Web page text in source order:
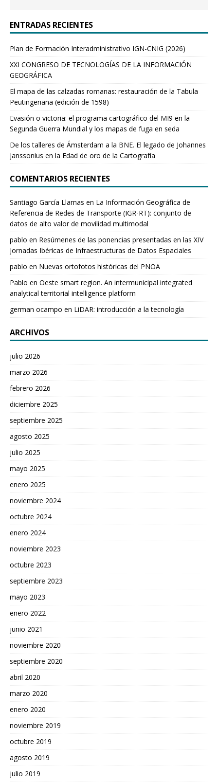
ENTRADAS RECIENTES
Plan de Formación Interadministrativo IGN-CNIG (2026)
XXI CONGRESO DE TECNOLOGÍAS DE LA INFORMACIÓN
GEOGRÁFICA
El mapa de las calzadas romanas: restauración de la Tabula
Peutingeriana (edición de 1598)
Evasión o victoria: el programa cartográfico del MI9 en la
Segunda Guerra Mundial y los mapas de fuga en seda
De los talleres de Ámsterdam a la BNE. El legado de Johannes
Janssonius en la Edad de oro de la Cartografía
COMENTARIOS RECIENTES
Santiago García Llamas en La Información Geográfica de
Referencia de Redes de Transporte (IGR-RT): conjunto de
datos de alto valor de movilidad multimodal
pablo en Resúmenes de las ponencias presentadas en las XIV
Jornadas Ibéricas de Infraestructuras de Datos Espaciales
pablo en Nuevas ortofotos históricas del PNOA
Pablo en Oeste smart region. An intermunicipal integrated
analytical territorial intelligence platform
german ocampo en LiDAR: introducción a la tecnología
ARCHIVOS
julio 2026
marzo 2026
febrero 2026
diciembre 2025
septiembre 2025
agosto 2025
julio 2025
mayo 2025
enero 2025
noviembre 2024
octubre 2024
enero 2024
noviembre 2023
octubre 2023
septiembre 2023
mayo 2023
enero 2022
junio 2021
noviembre 2020
septiembre 2020
abril 2020
marzo 2020
enero 2020
noviembre 2019
octubre 2019
agosto 2019
julio 2019